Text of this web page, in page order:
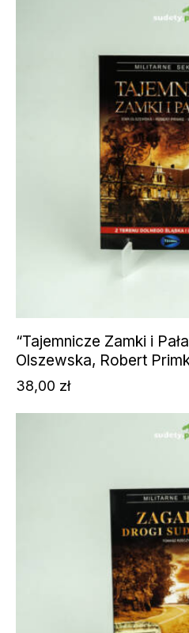
“Tajemnicze Zamki i
Olszewska, Robert
38,00 zł